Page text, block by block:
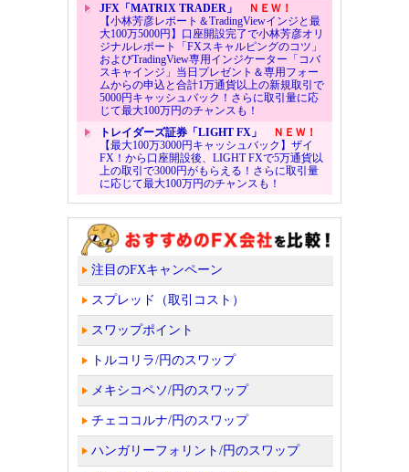
JFX「MATRIX TRADER」
ＮＥＷ！
【小林芳彦レポート＆TradingViewインジと最
大100万5000円】口座開設完了で小林芳彦オリ
ジナルレポート「FXスキャルピングのコツ」
およびTradingView専用インジケーター「コバ
スキャインジ」当日プレゼント＆専用フォー
ムからの申込と合計1万通貨以上の新規取引で
5000円キャッシュバック！さらに取引量に応
じて最大100万円のチャンスも！
トレイダーズ証券「LIGHT FX」
ＮＥＷ！
【最大100万3000円キャッシュバック】ザイ
FX！から口座開設後、LIGHT FXで5万通貨以
上の取引で3000円がもらえる！さらに取引量
に応じて最大100万円のチャンスも！
注目のFXキャンペーン
スプレッド（取引コスト）
スワップポイント
トルコリラ/円のスワップ
メキシコペソ/円のスワップ
チェココルナ/円のスワップ
ハンガリーフォリント/円のスワップ